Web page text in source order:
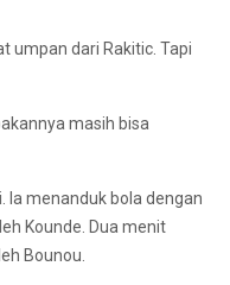
umpan dari Rakitic. Tapi
masih bisa
Ia menanduk bola dengan
Kounde. Dua menit
Bounou.